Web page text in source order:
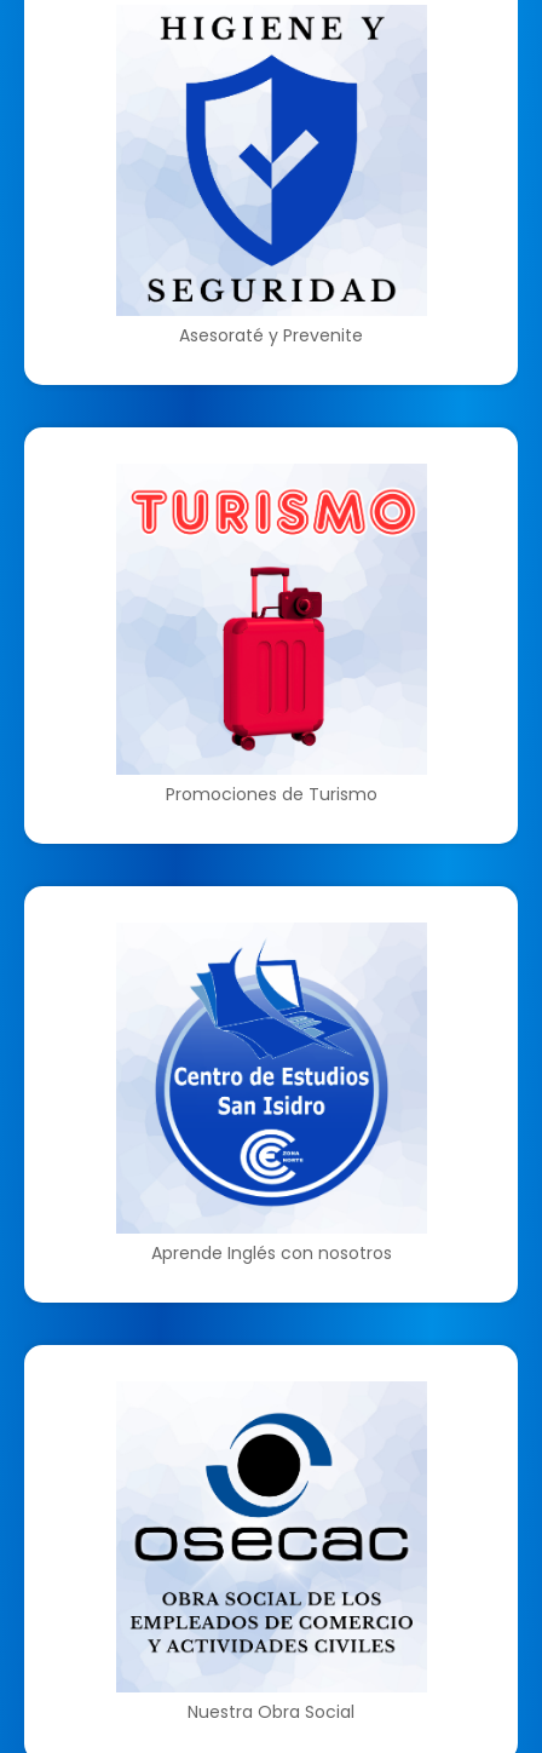
Asesoraté y Prevenite
Promociones de Turismo
Aprende Inglés con nosotros
Nuestra Obra Social